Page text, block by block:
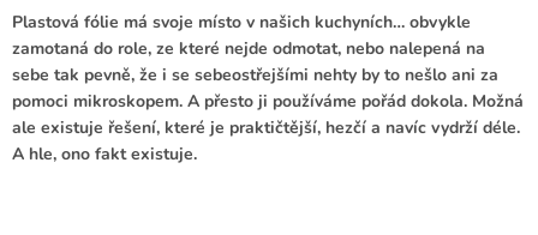
Plastová fólie má svoje místo v našich kuchyních… obvykle
zamotaná do role, ze které nejde odmotat, nebo nalepená na
sebe tak pevně, že i se sebeostřejšími nehty by to nešlo ani za
pomoci mikroskopem. A přesto ji používáme pořád dokola. Možná
ale existuje řešení, které je praktičtější, hezčí a navíc vydrží déle.
A hle, ono fakt existuje.